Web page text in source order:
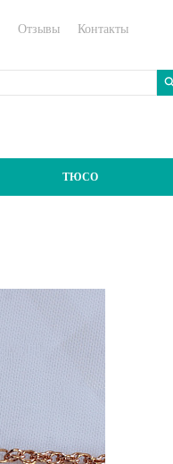
Отзывы Контакты
ТЮСО